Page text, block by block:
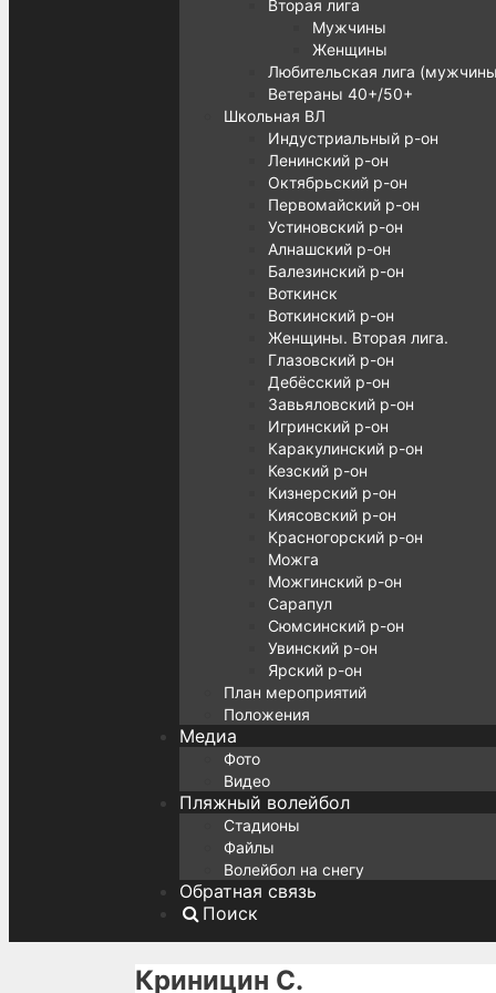
Вторая лига
Мужчины
Женщины
Любительская лига
Ветераны 40+/50+
Школьная ВЛ
Индустриальный р-он
Ленинский р-он
Октябрьский р-он
Первомайский р-он
Устиновский р-он
Алнашский р-он
Балезинский р-он
Воткинск
Воткинский р-он
Женщины. Вторая лига.
Глазовский р-он
Дебёсский р-он
Завьяловский р-он
Игринский р-он
Каракулинский р-он
Кезский р-он
Кизнерский р-он
Киясовский р-он
Красногорский р-он
Можга
Можгинский р-он
Сарапул
Сюмсинский р-он
Увинский р-он
Ярский р-он
План мероприятий
Положения
Медиа
Фото
Видео
Пляжный волейбол
Стадионы
Файлы
Волейбол на снегу
Обратная связь
Поиск
Криницин С.